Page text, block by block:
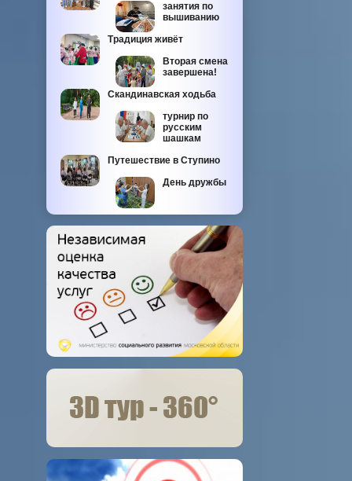
занятия по
вышиванию
Традиция живёт
Вторая смена
завершена!
Скандинавская ходьба
турнир по
русским
шашкам
Путешествие в Ступино
День дружбы